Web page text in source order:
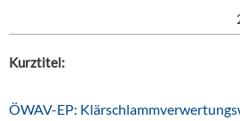
Kurztitel:
ÖWAV-EP: